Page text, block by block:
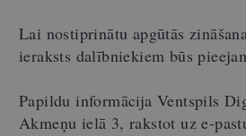
Lai nostiprinātu apgūtās
ieraksts dalībniekiem būs
Papildu informācija Ventspils
Akmeņu ielā 3, rakstot uz e-